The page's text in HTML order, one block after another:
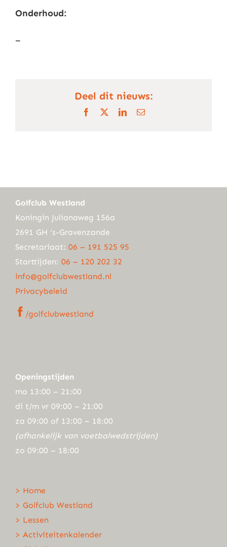
Onderhoud:
–
Deel dit nieuws:
Facebook LinkedIn
E-
Golfclub Westland
Koningin Julianaweg 156a
2691 GH ‘s-Gravenzande
Secretariaat: 06 – 191 525 95
Starttijden: 06 – 120 202 32
info@golfclubwestland.nl
Privacybeleid
/golfclubwestland
Openingstijden
ma 13:00 – 21:00
di t/m vr 09:00 – 21:00
za 09:00 of 13:00 – 18:00
(afhankelijk van voetbalwedstrijden)
zo 09:00 – 18:00
> Home
> Golfclub Westland
> Lessen
> Activiteitenkalender